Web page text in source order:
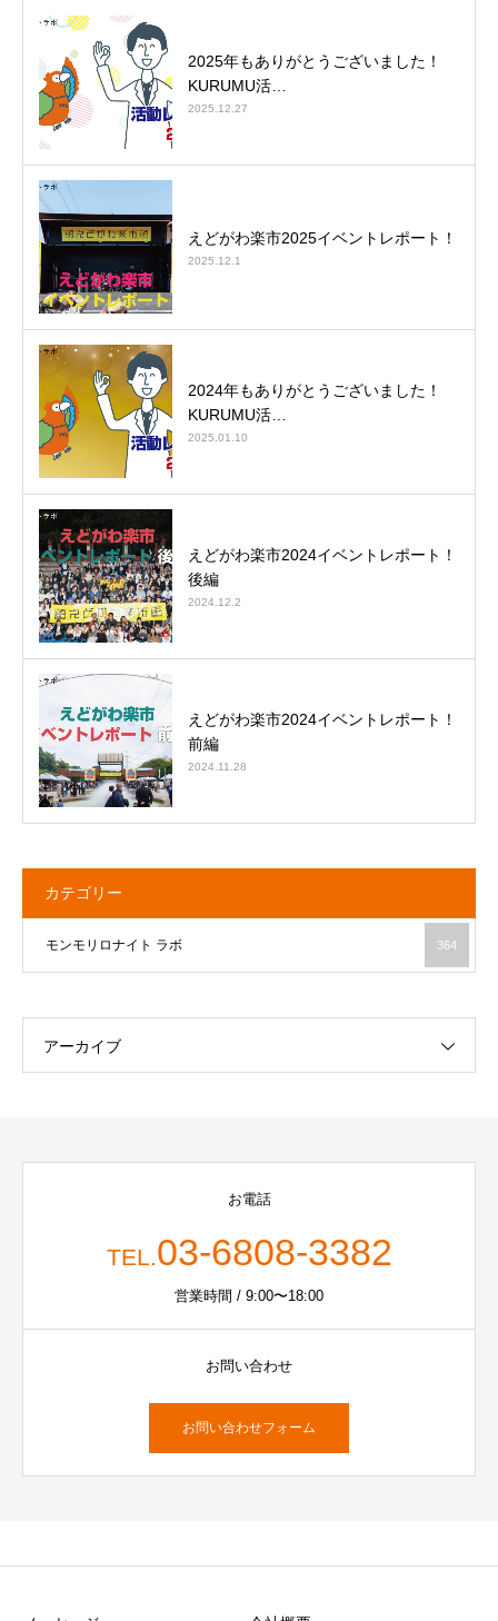
2025年もありがとうございました！
KURUMU活…
2025.12.27
えどがわ楽市2025イベントレポート！
2025.12.1
2024年もありがとうございました！
KURUMU活…
2025.01.10
えどがわ楽市2024イベントレポート！
後編
2024.12.2
えどがわ楽市2024イベントレポート！
前編
2024.11.28
カテゴリー
モンモリロナイト ラボ 364
アーカイブ
お電話
TEL.03-6808-3382
営業時間 / 9:00〜18:00
お問い合わせ
お問い合わせフォーム